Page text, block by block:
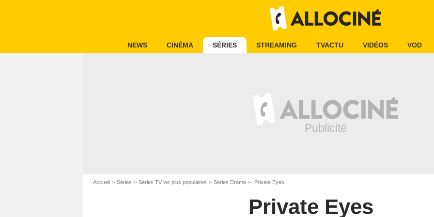
NEWS CINÉMA SÉRIES STREAMING TVACTU VIDÉOS VOD
Accueil Séries Séries TV les plus populaires Séries Drame Private Eyes
Private Eyes